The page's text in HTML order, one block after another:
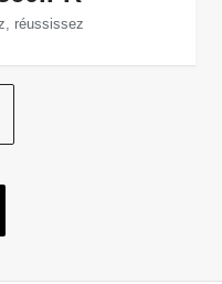
réussissez